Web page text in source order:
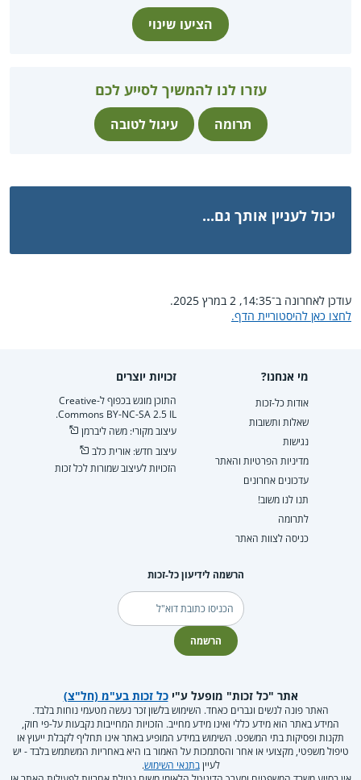
הציעו שינוי
עזרו לנו להמשיך לסייע לכם
תרומה עיגול לטובה
יכול לעניין אותך גם...
עודכן לאחרונה ב־14:35, 2 במרץ 2025.
לחצו כאן להיסטוריית הדף.
מי אנחנו?
אודות כל-זכות
שאלות ותשובות
נגישות
מדיניות הפרטיות והאתר
עדכונים אחרונים
תנו לנו משוב!
לתרומה
כניסה לצוות האתר
זכויות יוצרים
התוכן מוגש בכפוף ל-Creative
Commons BY-NC-SA 2.5 IL.
עיצוב מקורי: משה ליברמן
עיצוב חדש: אורית כלב
הזכויות לעיצוב שמורות לכל זכות
הרשמה לידיעון כל-זכות
דוא"ל
הרשמה
אתר "כל זכות" מופעל ע"יכל זכות בע"מ (חל"צ)
האתר פונה לנשים וגברים כאחד. השימוש בלשון זכר נעשה מטעמי נוחות בלבד.
המידע באתר הוא מידע כללי ואינו מידע מחייב. הזכויות המחייבות נקבעות על-פי חוק,
תקנות ופסיקות בתי המשפט. השימוש במידע המופיע באתר אינו תחליף לקבלת ייעוץ או
טיפול משפטי, מקצועי או אחר והסתמכות על האמור בו היא באחריות המשתמש בלבד - יש
לעייןבתנאי השימוש.